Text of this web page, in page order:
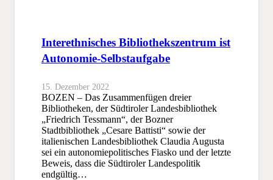
Interethnisches Bibliothekszentrum ist
Autonomie-Selbstaufgabe
15. Dezember 2022
BOZEN – Das Zusammenfügen dreier
Bibliotheken, der Südtiroler Landesbibliothek
„Friedrich Tessmann“, der Bozner
Stadtbibliothek „Cesare Battisti“ sowie der
italienischen Landesbibliothek Claudia Augusta
sei ein autonomiepolitisches Fiasko und der letzte
Beweis, dass die Südtiroler Landespolitik
endgültig…